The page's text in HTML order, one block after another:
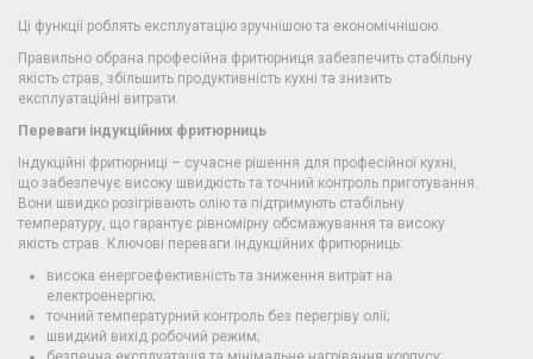
Ці функції роблять експлуатацію зручнішою та економічнішою.
Правильно обрана професійна фритюрниця забезпечить стабільну
якість страв, збільшить продуктивність кухні та знизить
експлуатаційні витрати.
Переваги індукційних фритюрниць
Індукційні фритюрниці – сучасне рішення для професійної кухні,
що забезпечує високу швидкість та точний контроль приготування.
Вони швидко розігрівають олію та підтримують стабільну
температуру, що гарантує рівномірну обсмажування та високу
якість страв. Ключові переваги індукційних фритюрниць:
висока енергоефективність та зниження витрат на
електроенергію;
точний температурний контроль без перегріву олії;
швидкий вихід робочий режим;